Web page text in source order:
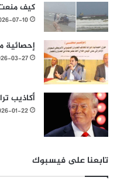
كيف منعت
07-10
إحصائية مفصلة لـ11
03-27
أكاذيب
01-22
تابعنا على فيسبوك